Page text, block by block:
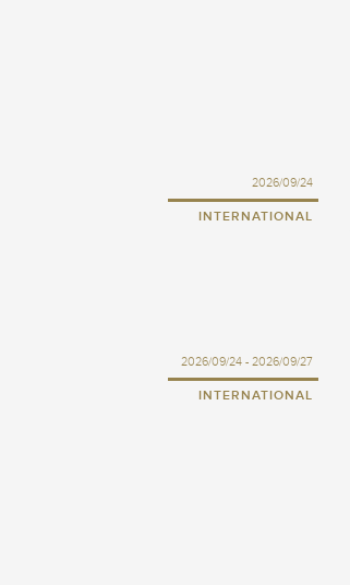
2026/09/24
INTERNATIONAL
2026/09/24 - 2026/09/27
INTERNATIONAL